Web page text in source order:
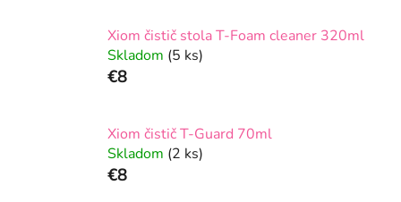
Xiom čistič stola T-Foam cleaner 320ml
Skladom (5 ks)
€8
Xiom čistič T-Guard 70ml
Skladom (2 ks)
€8